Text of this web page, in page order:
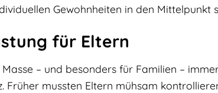
Gewohnheiten in den Mittelpunkt
für Eltern
– und besonders für Familien –
mussten Eltern mühsam